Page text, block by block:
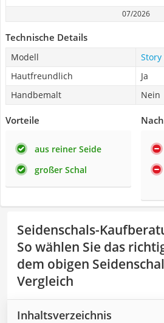
07/2026
Technische Details
Modell
Story
Hautfreundlich
Ja
Handbemalt
Nein
Vorteile
aus reiner Seide
großer Schal
Seidenschals-
So wählen Sie das
dem obigen
Vergleich
Inhaltsverzeichnis